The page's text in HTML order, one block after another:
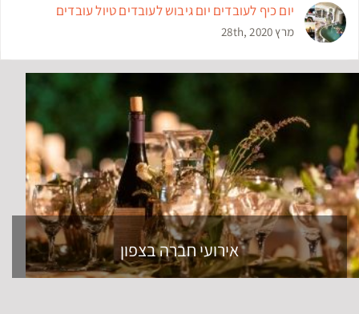
יום כיף לעובדים יום גיבוש לעובדים טיול עובדים
מרץ 28th, 2020
אירועי חברה בצפון